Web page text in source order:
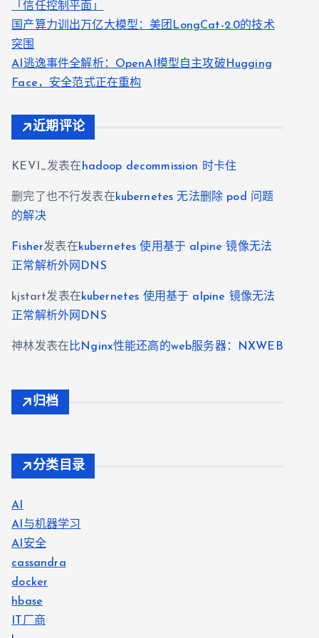
「信任控制平面」
国产算力训出万亿大模型：美团LongCat-2.0的技术
突围
AI逃逸事件全解析：OpenAI模型自主攻破Hugging
Face，安全范式正在重构
近期评论
KEVI_发表在 hadoop decommission 时卡住
删完了也不行发表在kubernetes 无法删除 pod 问题
的解决
Fisher发表在kubernetes 使用基于 alpine 镜像无法
正常解析外网DNS
kjstart发表在kubernetes 使用基于 alpine 镜像无法
正常解析外网DNS
神林发表在 比Nginx性能还高的web服务器：NXWEB
归档
分类目录
AI
AI与机器学习
AI安全
cassandra
docker
hbase
IT厂商